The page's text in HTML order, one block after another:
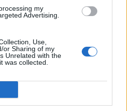
my
Advertising.
Use,
or Sharing of my
Unrelated with the
was collected.
előfizetéses
cikkarchívum
2 év napon belüli
Előfizetés